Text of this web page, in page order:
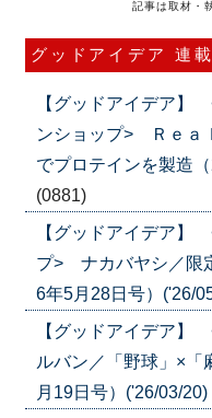
記事は取材・
グッドアイデア 連
【グッドアイデア】
ンショップ> Ｒｅａ
でプロテインを製造
(0881)
【グッドアイデア】
プ> ナカバヤシ／限
6年5月28日号）('26/
【グッドアイデア
ルバン／「野球」×「
月19日号）('26/03/20)